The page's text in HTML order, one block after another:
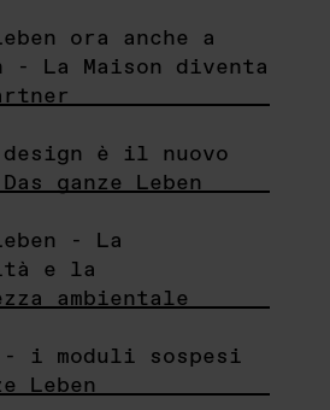
ora anche a
- La Maison diventa
è il nuovo
ganze Leben
- La
e la
ambientale
- i moduli sospesi
Leben